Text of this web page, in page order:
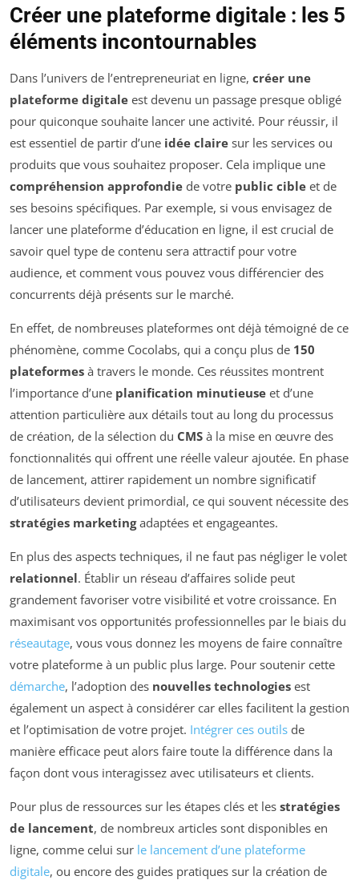
Créer une plateforme digitale : les 5
éléments incontournables
Dans l’univers de l’entrepreneuriat en ligne, créer une
plateforme digitale est devenu un passage presque obligé
pour quiconque souhaite lancer une activité. Pour réussir, il
est essentiel de partir d’une idée claire sur les services ou
produits que vous souhaitez proposer. Cela implique une
compréhension approfondie de votre public cible et de
ses besoins spécifiques. Par exemple, si vous envisagez de
lancer une plateforme d’éducation en ligne, il est crucial de
savoir quel type de contenu sera attractif pour votre
audience, et comment vous pouvez vous différencier des
concurrents déjà présents sur le marché.
En effet, de nombreuses plateformes ont déjà témoigné de ce
phénomène, comme Cocolabs, qui a conçu plus de 150
plateformes à travers le monde. Ces réussites montrent
l’importance d’une planification minutieuse et d’une
attention particulière aux détails tout au long du processus
de création, de la sélection du CMS à la mise en œuvre des
fonctionnalités qui offrent une réelle valeur ajoutée. En phase
de lancement, attirer rapidement un nombre significatif
d’utilisateurs devient primordial, ce qui souvent nécessite des
stratégies marketingadaptées et engageantes.
En plus des aspects techniques, il ne faut pas négliger le volet
relationnel. Établir un réseau d’affaires solide peut
grandement favoriser votre visibilité et votre croissance. En
maximisant vos opportunités professionnelles par le biais du
réseautage, vous vous donnez les moyens de faire connaître
votre plateforme à un public plus large. Pour soutenir cette
démarche, l’adoption des nouvelles technologies est
également un aspect à considérer car elles facilitent la gestion
et l’optimisation de votre projet. Intégrer ces outils de
manière efficace peut alors faire toute la différence dans la
façon dont vous interagissez avec utilisateurs et clients.
Pour plus de ressources sur les étapes clés et les stratégies
de lancement, de nombreux articles sont disponibles en
ligne, comme celui sur le lancement d’une plateforme
digitale, ou encore des guides pratiques sur la création de